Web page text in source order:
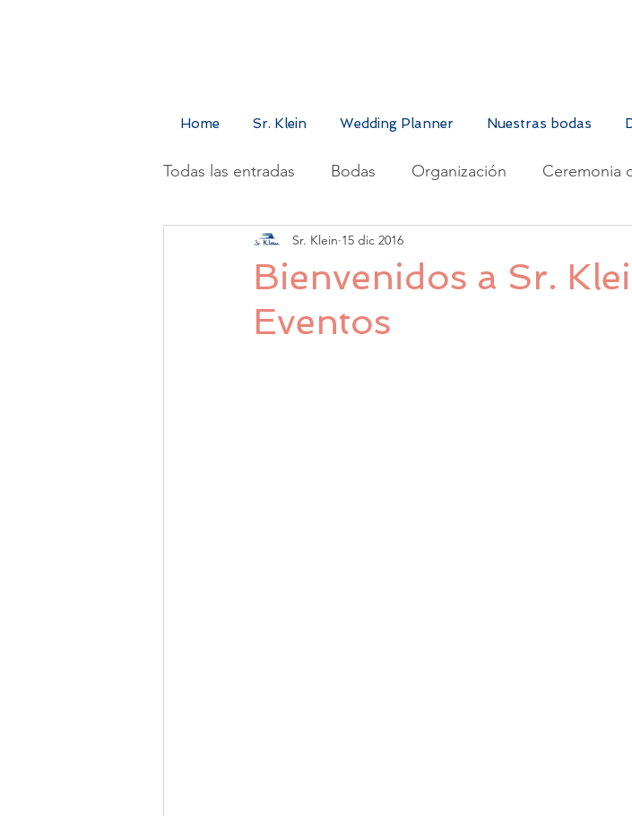
Home Sr. Klein Wedding Planner Nuestras bodas
Todas las entradas Bodas Organización Ceremonia
Sr. Klein Shootings Cumpleaños
Bienvenidos a Sr.
Eventos
Sr. Klein 15 dic 2016